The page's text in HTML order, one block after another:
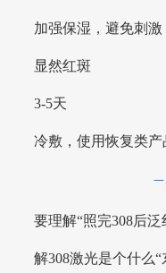
加强保湿，避免刺激
显然红斑
3-5天
冷敷，使用恢复类
一
要理解“照完308后
解308激光是个什么